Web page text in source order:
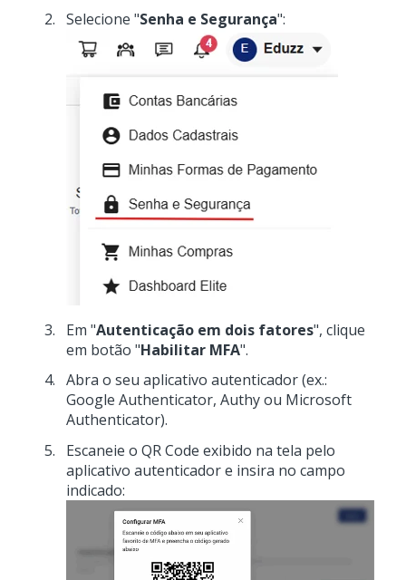
Selecione "Senha e Segurança":
Em "Autenticação em dois fatores", clique
em botão "Habilitar MFA".
Abra o seu aplicativo autenticador (ex.:
Google Authenticator, Authy ou Microsoft
Authenticator).
Escaneie o QR Code exibido na tela pelo
aplicativo autenticador e insira no campo
indicado: